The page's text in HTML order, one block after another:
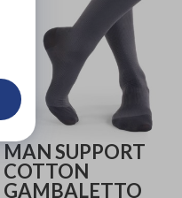
MAN SUPPORT
COTTON
GAMBALETTO